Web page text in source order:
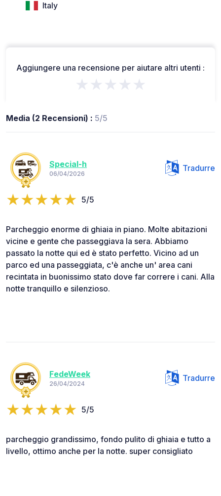
Italy
Aggiungere una recensione per aiutare altri utenti :
★★★★★
Media (2 Recensioni) : 5/5
Special-h
06/04/2026
Tradurre
5/5
Parcheggio enorme di ghiaia in piano. Molte abitazioni
vicine e gente che passeggiava la sera. Abbiamo
passato la notte qui ed è stato perfetto. Vicino ad un
parco ed una passeggiata, c'è anche un' area cani
recintata in buonissimo stato dove far correre i cani. Alla
notte tranquillo e silenzioso.
FedeWeek
26/04/2024
Tradurre
5/5
parcheggio grandissimo, fondo pulito di ghiaia e tutto a
livello, ottimo anche per la notte. super consigliato